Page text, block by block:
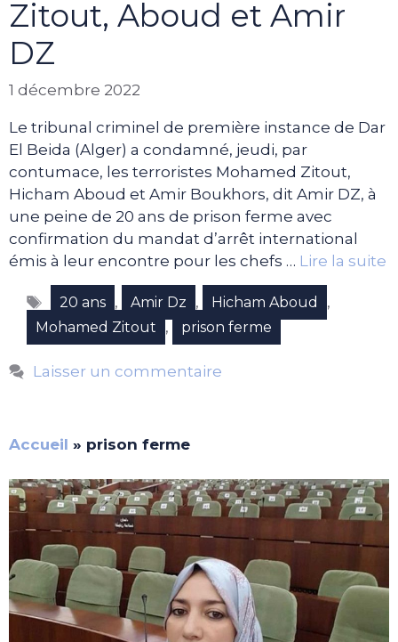
Zitout, Aboud et Amir
DZ
1 décembre 2022
Le tribunal criminel de première instance de Dar
El Beida (Alger) a condamné, jeudi, par
contumace, les terroristes Mohamed Zitout,
Hicham Aboud et Amir Boukhors, dit Amir DZ, à
une peine de 20 ans de prison ferme avec
confirmation du mandat d’arrêt international
émis à leur encontre pour les chefs … Lire la suite
Étiquettes
20 ans , Amir Dz , Hicham Aboud ,
Mohamed Zitout , prison ferme
Laisser un commentaire
Accueil » prison ferme